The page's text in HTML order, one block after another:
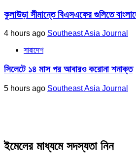
কুলাউড়া সীমান্তে বিএসএফের গুলিতে
4 hours ago Southeast Asia Journal
সারাদেশ
সিলেটে ১৪ মাস পর আবারও করোনা শনাক্ত
5 hours ago Southeast Asia Journal
ইমেলের মাধ্যমে সদস্যতা নিন